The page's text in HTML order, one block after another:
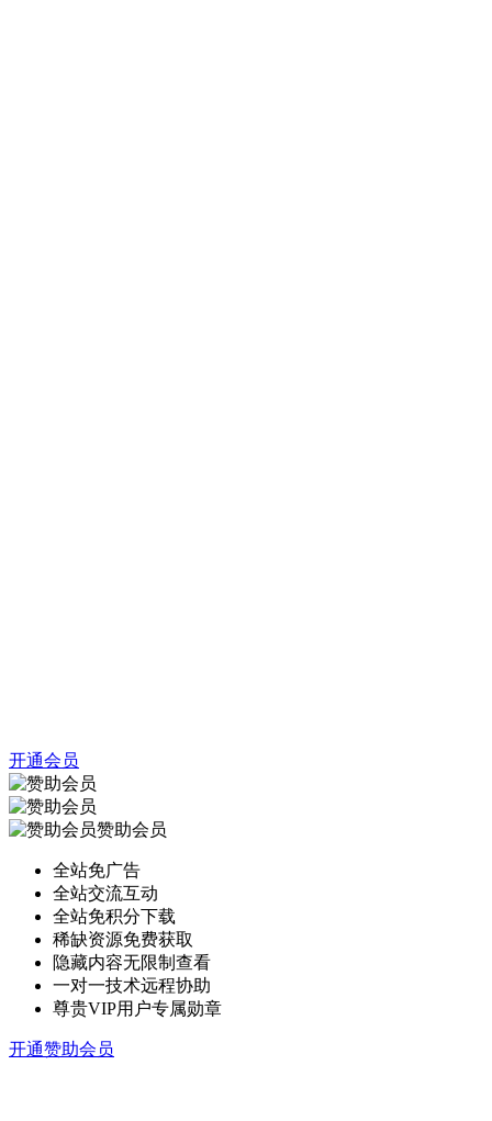
开通会员
赞助会员
全站免广告
全站交流互动
全站免积分下载
稀缺资源免费获取
隐藏内容无限制查看
一对一技术远程协助
尊贵VIP用户专属勋章
开通赞助会员